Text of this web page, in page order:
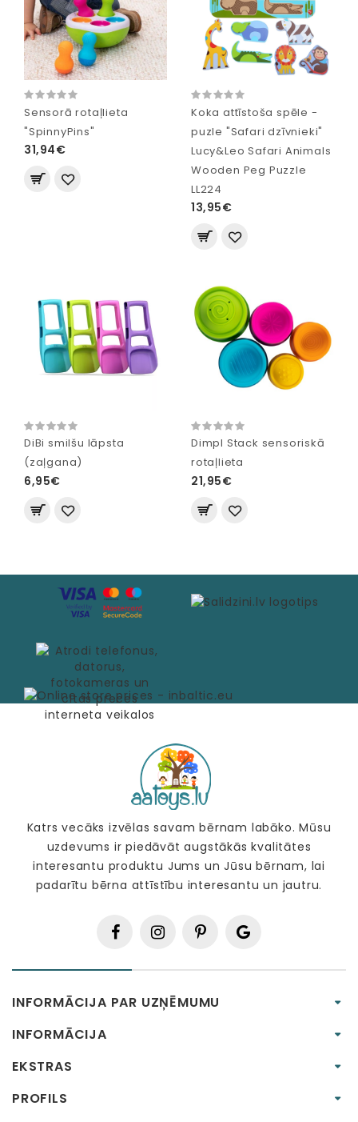
Sensorā rotaļlieta
"SpinnyPins"
31,94€
Koka attīstoša spēle -
puzle "Safari dzīvnieki"
Lucy&Leo Safari Animals
Wooden Peg Puzzle
LL224
13,95€
DiBi smilšu lāpsta
(zaļgana)
6,95€
Dimpl Stack sensoriskā
rotaļlieta
21,95€
Katrs vecāks izvēlas savam bērnam labāko. Mūsu
uzdevums ir piedāvāt augstākās kvalitātes
interesantu produktu Jums un Jūsu bērnam, lai
padarītu bērna attīstību interesantu un jautru.
INFORMĀCIJA PAR UZŅĒMUMU
INFORMĀCIJA
EKSTRAS
PROFILS